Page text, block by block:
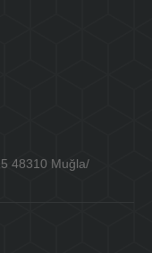
48310 Muğla/